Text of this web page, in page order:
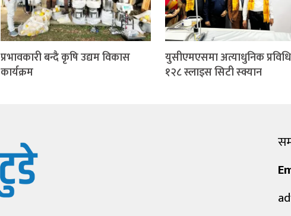
प्रभावकारी बन्दै कृषि उद्यम विकास
कार्यक्रम
युसीएमएसमा अत्याधुनिक
१२८ स्लाइस सिटी स्क्यान